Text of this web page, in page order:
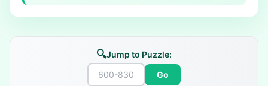
🔍Jump to Puzzle:
Go